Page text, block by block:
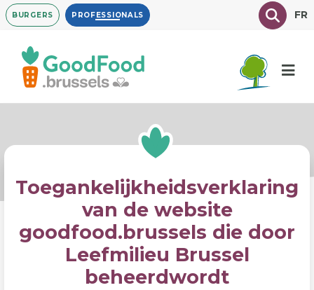
Overslaan
en
inhoud
gaan
BURGERS PROFESSIONALS TexteFR
Toegankelijkheidsverklaring
van de website
goodfood.brussels die door
Leefmilieu Brussel
beheerdwordt